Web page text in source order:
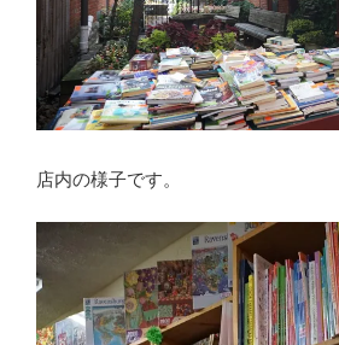
店内の様子です。